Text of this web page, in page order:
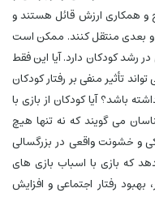
و همکاری ارزش قائل هستند و
و بعدی منتقل کنند. ممکن است
رشد کودکان دارد. آیا این فقط
تأثیر منفی بر رفتار کودکان
باشد؟ آیا کودکان از بازی با
می گویند که نه تنها هیچ
و خشونت واقعی در بزرگسالی
که بازی با اسباب بازی های
رفتار اجتماعی و افزایش